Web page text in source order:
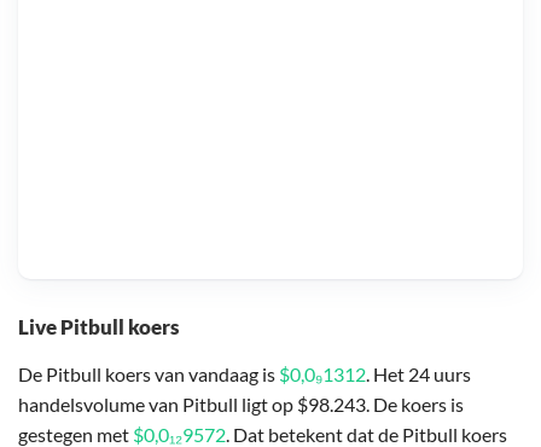
Live Pitbull koers
De Pitbull koers van vandaag is $0,0₉1312. Het 24 uurs
handelsvolume van Pitbull ligt op $98.243. De koers is
gestegen met $0,0₁₂9572. Dat betekent dat de Pitbull koers